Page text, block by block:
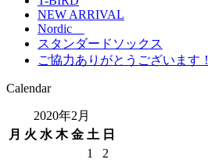
NEW ARRIVAL
Nordic
スタンダードソックス
ご協力ありがとうございます！
Calendar
2020年2月
月 火 水 木 金 土 日
1
2